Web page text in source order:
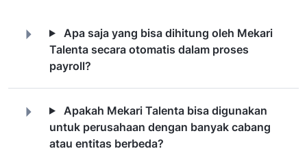
Apa saja yang bisa dihitung oleh Mekari
Talenta secara otomatis dalam proses
payroll?
Apakah Mekari Talenta bisa digunakan
untuk perusahaan dengan banyak cabang
atau entitas berbeda?